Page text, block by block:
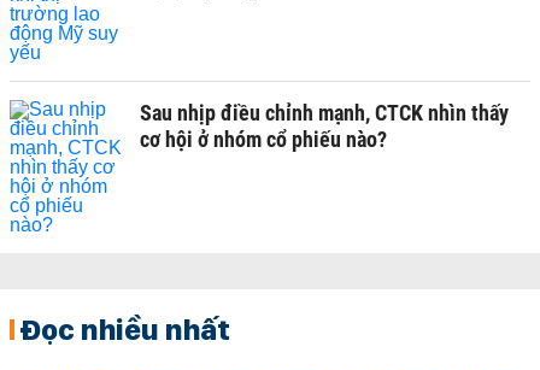
Sau nhịp điều chỉnh mạnh, CTCK nhìn thấy
cơ hội ở nhóm cổ phiếu nào?
Đọc nhiều nhất